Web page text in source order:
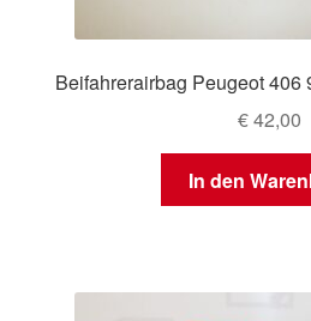
Beifahrerairbag Peugeot 406
€42,00
In den